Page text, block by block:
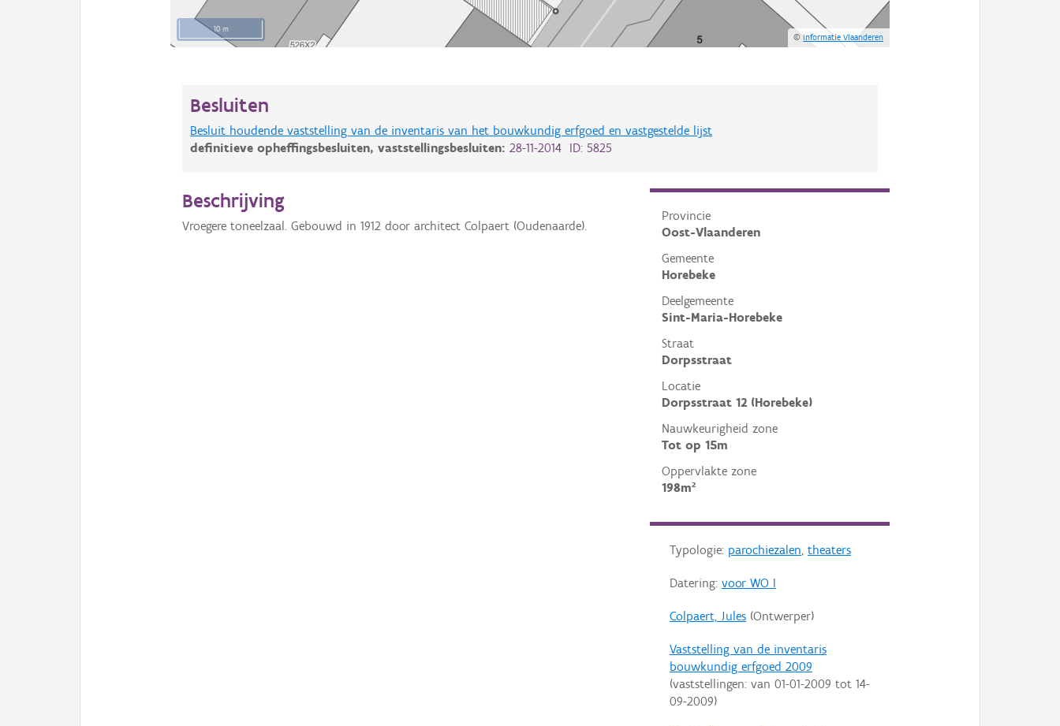
10 m
©Informatie Vlaanderen
Besluiten
Besluit houdende vaststelling van de inventaris van het bouwkundig erfgoed en vastgestelde lijst
definitieve opheffingsbesluiten,vaststellingsbesluiten:28-11-2014 ID: 5825
Provincie
Oost-Vlaanderen
Gemeente
Horebeke
Deelgemeente
Sint-Maria-Horebeke
Straat
Dorpsstraat
Locatie
Dorpsstraat 12 (Horebeke)
Nauwkeurigheid zone
Tot op 15m
Oppervlakte zone
198m²
Typologie: parochiezalen, theaters
Datering: voor WO I
Colpaert, Jules(Ontwerper)
Vaststelling van de inventaris
bouwkundig erfgoed 2009
(vaststellingen: van 01-01-2009 tot 14-
09-2009)
Beschrijving
Vroegere toneelzaal. Gebouwd in 1912 door architect Colpaert (Oudenaarde).